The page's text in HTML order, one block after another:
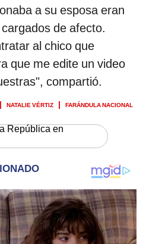
a su esposa eran
de afecto.
al chico que
que me edite un video
compartió.
NATALIE VÉRTIZ FARÁNDULA NACIONAL
República en